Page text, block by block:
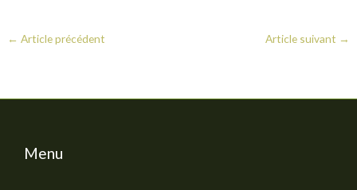
← Article précédent Article suivant →
Menu